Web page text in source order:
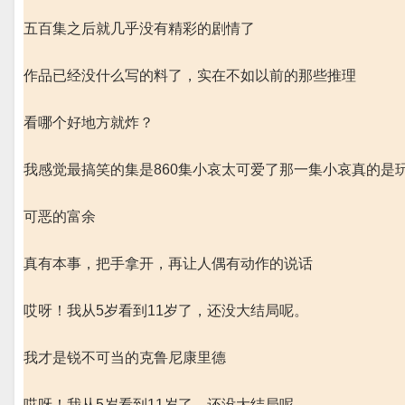
五百集之后就几乎没有精彩的剧情了
作品已经没什么写的料了，实在不如以前的那些推理
看哪个好地方就炸？
我感觉最搞笑的集是860集小哀太可爱了那一集小哀真的是
可恶的富余
真有本事，把手拿开，再让人偶有动作的说话
哎呀！我从5岁看到11岁了，还没大结局呢。
我才是锐不可当的克鲁尼康里德